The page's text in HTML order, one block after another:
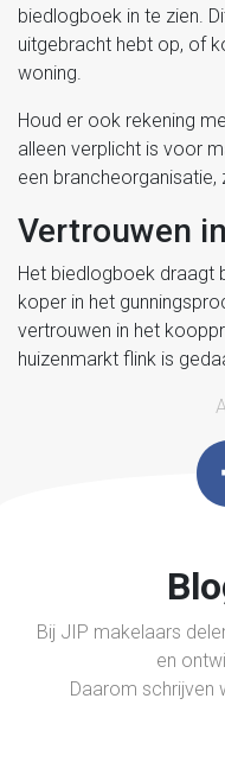
biedlogboek in te zien.
uitgebracht hebt op, of
woning.
Houd er ook rekening
alleen verplicht is voor
een
Vertrouwen
Het biedlogboek draagt
koper in het
vertrouwen in het
huizenmarkt flink is
Bij JIP makelaars
en
Daarom schrijven